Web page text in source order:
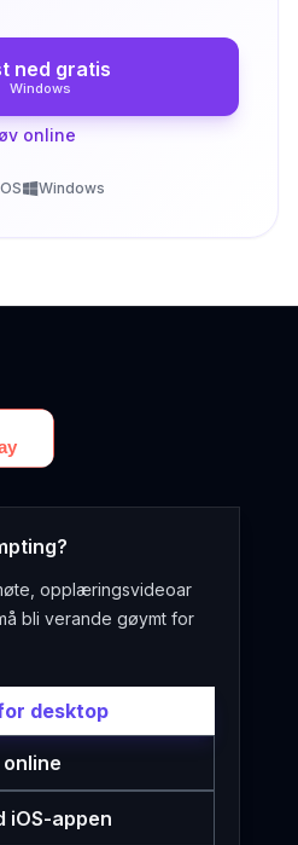
ned gratis
Windows
online
Windows
opplæringsvideoar
bli verande gøymt for
desktop
online
iOS-appen